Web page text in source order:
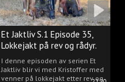
Et Jaktliv S.1 Episode 35,
Lokkejakt på rev og rådyr.
I denne episoden av serien Et
Jaktliv blir vi med Kristoffer med
venner på lokkejakt etter rev og